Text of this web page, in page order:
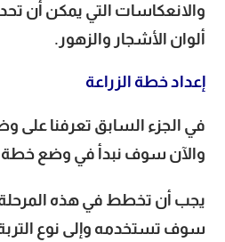
والانعكاسات التي يمكن أن
ألوان الأشجار والزهور.
إعداد خطة الزراعة
في الجزء السابق تعرفنا على
والآن سوف نبدأ في وضع خطة
يجب أن تخطط في هذه المرحلة
سوف تستخدمه وإلى نوع